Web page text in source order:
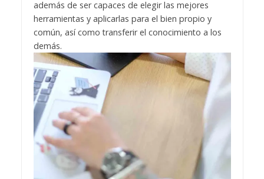
además de ser capaces de elegir las mejores
herramientas y aplicarlas para el bien propio y
común, así como transferir el conocimiento a los
demás.